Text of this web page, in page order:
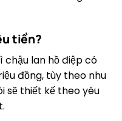
tiền?
lan hồ điệp có
đồng, tùy theo nhu
sẽ thiết kế theo yêu